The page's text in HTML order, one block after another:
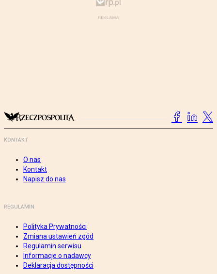
KONTAKT
O nas
Kontakt
Napisz do nas
REGULAMIN
Polityka Prywatności
Zmiana ustawień zgód
Regulamin serwisu
Informacje o nadawcy
Deklaracja dostępności